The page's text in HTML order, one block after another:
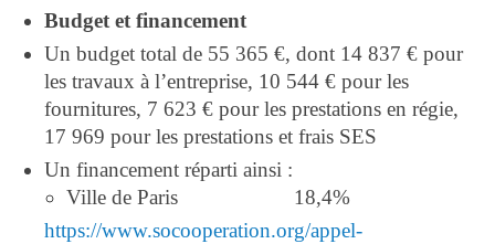
Budget et financement
Un budget total de 55 365 €, dont 14 837 € pour
les travaux à l’entreprise, 10 544 € pour les
fournitures, 7 623 € pour les prestations en régie,
17 969 pour les prestations et frais SES
Un financement réparti ainsi :
Ville de Paris 18,4%
https://www.socooperation.org/appel-